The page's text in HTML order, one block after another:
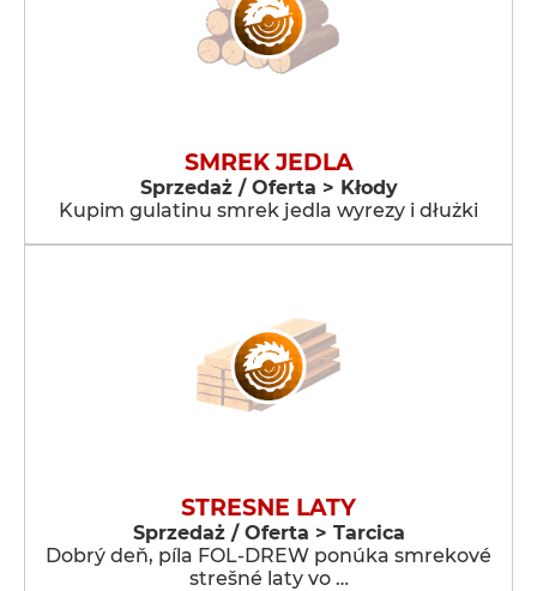
SMREK JEDLA
Sprzedaż / Oferta > Kłody
Kupim gulatinu smrek jedla wyrezy i dłużki
STRESNE LATY
Sprzedaż / Oferta > Tarcica
Dobrý deň, píla FOL-DREW ponúka smrekové
strešné laty vo …